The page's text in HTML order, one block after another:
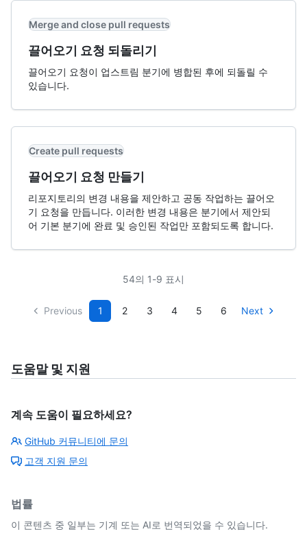
Merge and close pull requests
끌어오기 요청 되돌리기
끌어오기 요청이 업스트림 분기에 병합된 후에 되돌릴 수
있습니다.
Create pull requests
끌어오기 요청 만들기
리포지토리의 변경 내용을 제안하고 공동 작업하는 끌어오
기 요청을 만듭니다. 이러한 변경 내용은 분기에서 제안되
어 기본 분기에 완료 및 승인된 작업만 포함되도록 합니다.
54의 1-9 표시
Previous 1 2 3 4 5 6 Next
도움말 및 지원
계속 도움이 필요하세요?
GitHub 커뮤니티에 문의
고객 지원 문의
법률
이 콘텐츠 중 일부는 기계 또는 AI로 번역되었을 수 있습니다.